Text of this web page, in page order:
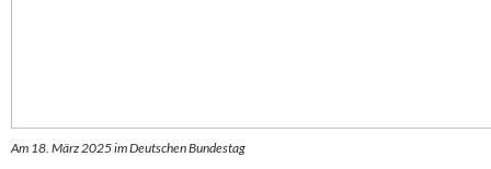
Am 18. März 2025 im Deutschen Bundestag